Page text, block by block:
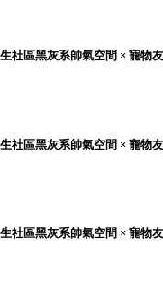
社區黑灰系帥氣空間 × 寵物
社區黑灰系帥氣空間 × 寵物
社區黑灰系帥氣空間 × 寵物